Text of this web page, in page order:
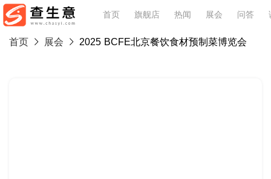
首页 旗舰店 热闻 展会 问答
首页 展会 2025 BCFE北京餐饮食材预制菜博览会